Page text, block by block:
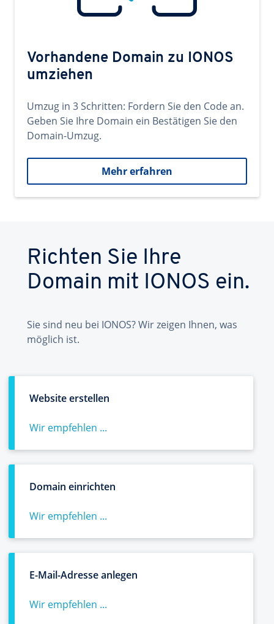
Vorhandene Domain zu IONOS
umziehen
Umzug in 3 Schritten: Fordern Sie den Code an.
Geben Sie Ihre Domain ein Bestätigen Sie den
Domain-Umzug.
Mehr erfahren
Richten Sie Ihre
Domain mit IONOS ein.
Sie sind neu bei IONOS? Wir zeigen Ihnen, was
möglich ist.
Website erstellen
Wir empfehlen ...
Domain einrichten
Wir empfehlen ...
E-Mail-Adresse anlegen
Wir empfehlen ...